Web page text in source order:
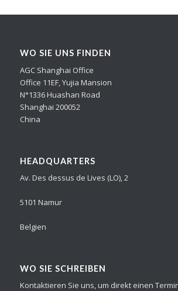
WO SIE UNS FINDEN
AGC Shanghai Office
Office 11EF, Yujia Mansion
N°1336 Huashan Road
Shanghai 200052
China
HEADQUARTERS
Av. Des dessus de Lives (LO), 2
5101 Namur
Belgien
WO SIE SCHREIBEN
Kontaktieren Sie uns, um direkt einen